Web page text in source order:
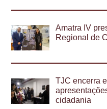
Amatra IV
Regional de
TJC encerra
cidadania